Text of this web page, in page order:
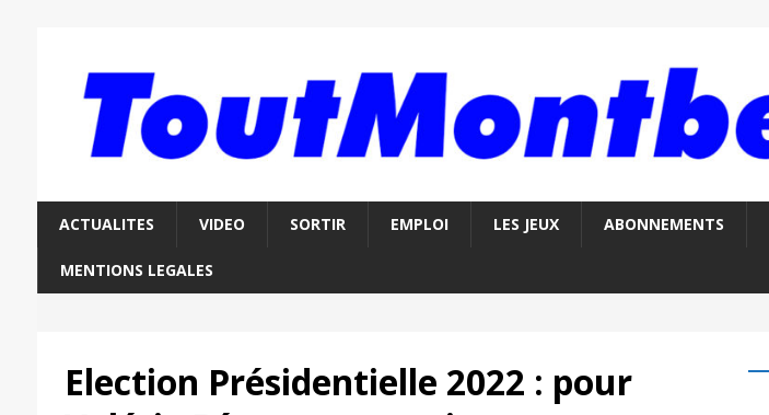
ACTUALITES VIDEO SORTIR EMPLOI LES JEUX ABONNEMENTS
MENTIONS LEGALES
Election Présidentielle 2022 : pour